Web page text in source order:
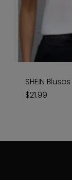
SHEIN
$21.99